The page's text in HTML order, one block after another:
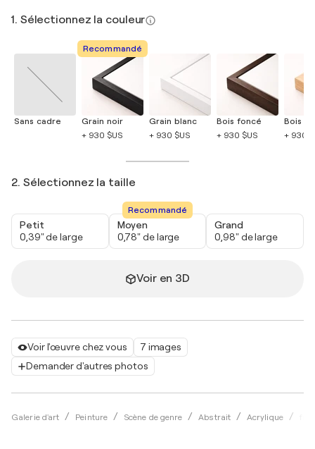
Voir l'œuvre chez vous
7 images
Demander d'autres photos
Galerie d'art Peinture Scène de genre Abstrait Acrylique
1. Sélectionnez la couleur
Sans cadre
Recommandé
Grain noir
+ 930 $US
Grain blanc
+ 930 $US
Bois foncé
+ 930 $US
Bois
+ 930
2. Sélectionnez la taille
Petit
0,39" de large
Recommandé
Moyen
0,78" de large
Grand
0,98" de large
Voir en 3D